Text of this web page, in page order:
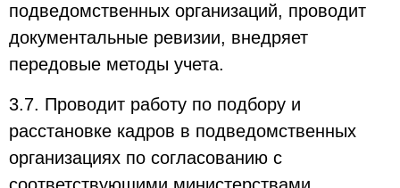
подведомственных организаций, проводит
документальные ревизии, внедряет
передовые методы учета.
3.7. Проводит работу по подбору и
расстановке кадров в подведомственных
организациях по согласованию с